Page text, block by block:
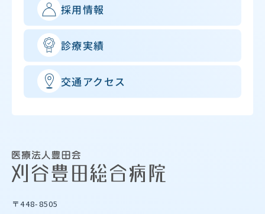
採用情報
診療実績
交通アクセス
〒448-8505